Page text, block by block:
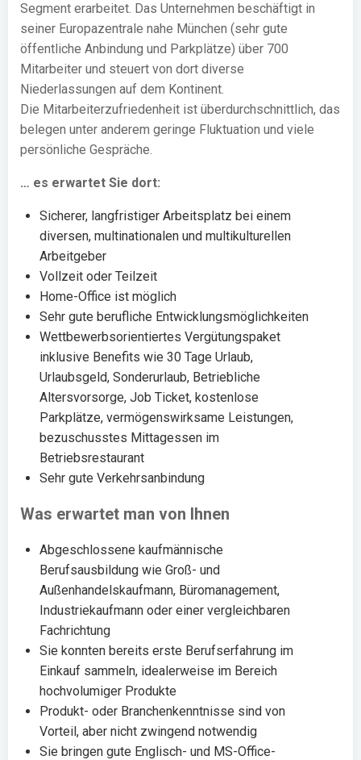
Segment erarbeitet. Das Unternehmen beschäftigt in
seiner Europazentrale nahe München (sehr gute
öffentliche Anbindung und Parkplätze) über 700
Mitarbeiter und steuert von dort diverse
Niederlassungen auf dem Kontinent.
Die Mitarbeiterzufriedenheit ist überdurchschnittlich, das
belegen unter anderem geringe Fluktuation und viele
persönliche Gespräche.
… es erwartet Sie dort:
Sicherer, langfristiger Arbeitsplatz bei einem
diversen, multinationalen und multikulturellen
Arbeitgeber
Vollzeit oder Teilzeit
Home-Office ist möglich
Sehr gute berufliche Entwicklungsmöglichkeiten
Wettbewerbsorientiertes Vergütungspaket
inklusive Benefits wie 30 Tage Urlaub,
Urlaubsgeld, Sonderurlaub, Betriebliche
Altersvorsorge, Job Ticket, kostenlose
Parkplätze, vermögenswirksame Leistungen,
bezuschusstes Mittagessen im
Betriebsrestaurant
Sehr gute Verkehrsanbindung
Was erwartet man von Ihnen
Abgeschlossene kaufmännische
Berufsausbildung wie Groß- und
Außenhandelskaufmann, Büromanagement,
Industriekaufmann oder einer vergleichbaren
Fachrichtung
Sie konnten bereits erste Berufserfahrung im
Einkauf sammeln, idealerweise im Bereich
hochvolumiger Produkte
Produkt- oder Branchenkenntnisse sind von
Vorteil, aber nicht zwingend notwendig
Sie bringen gute Englisch- und MS-Office-